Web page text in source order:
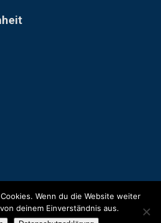
Wenn du die Website weiter
deinem Einverständnis aus.